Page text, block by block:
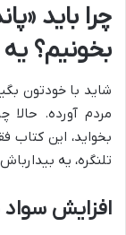
چرا باید
بخونیم؟
شاید با خودتون
مردم آورده. حالا
بخواید، این
تلنگره، یه
افزایش